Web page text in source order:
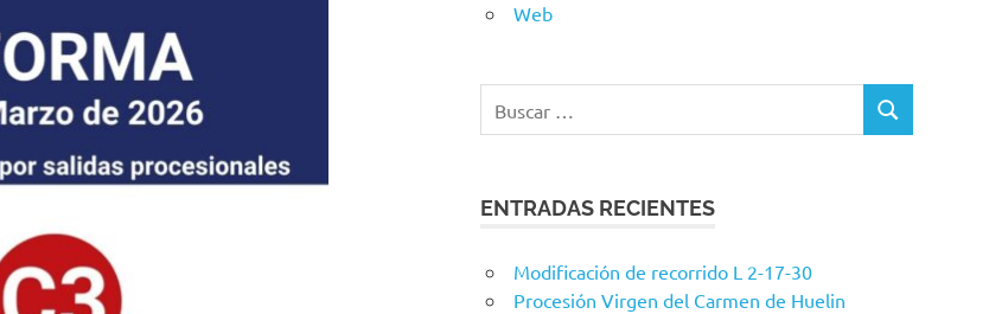
Web
BUSCAR
ENTRADAS RECIENTES
Modificación de recorrido L 2-17-30
Procesión Virgen del Carmen de Huelin